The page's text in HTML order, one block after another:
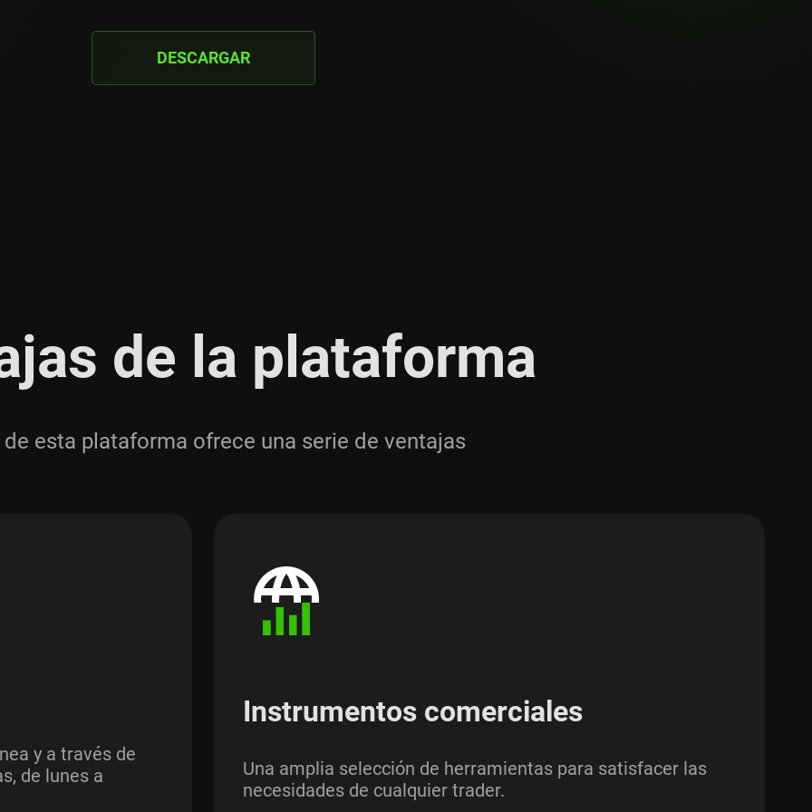
DESCARGAR
de la plataforma
de esta plataforma ofrece una serie de ventajas
y a través de
de lunes a
Instrumentos comerciales
Una amplia selección de herramientas para satisfacer las
necesidades de cualquier trader.